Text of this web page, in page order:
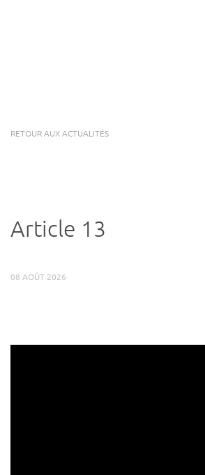
RETOUR AUX ACTUALITÉS
Article 13
08 AOÛT 2026